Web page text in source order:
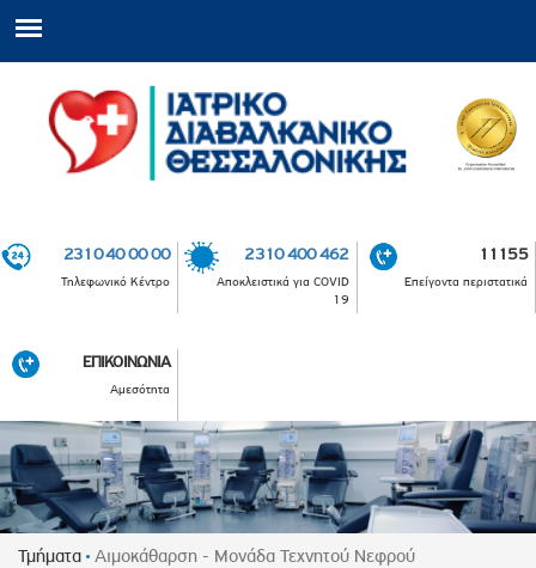
2310 40 00 00
Τηλεφωνικό Κέντρο
2310 400 462
Αποκλειστικά για COVID
19
11155
Επείγοντα περιστατικά
ΕΠΙΚΟΙΝΩΝΙΑ
Αμεσότητα
Τμήματα Αιμοκάθαρση - Μονάδα Τεχνητού Νεφρού